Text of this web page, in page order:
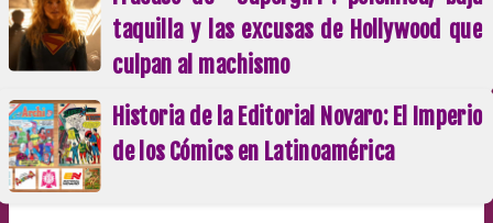
taquilla y las excusas de Hollywood que
culpan al machismo
Historia de la Editorial Novaro: El Imperio
de los Cómics en Latinoamérica